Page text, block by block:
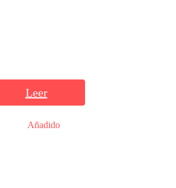
Leer
Añadido